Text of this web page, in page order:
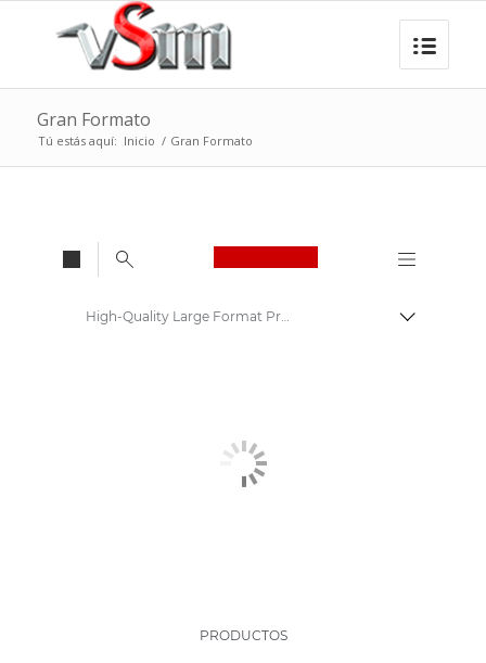
Gran Formato
Tú estás aquí: Inicio / Gran Formato